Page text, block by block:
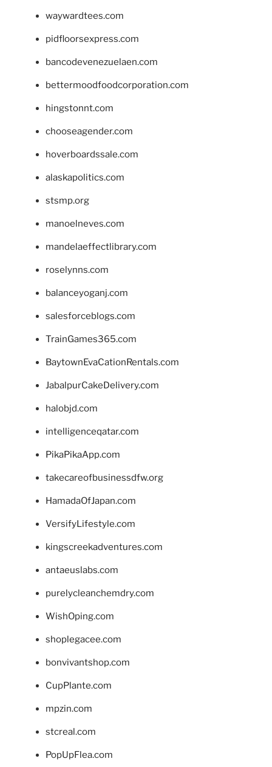
waywardtees.com
pidfloorsexpress.com
bancodevenezuelaen.com
bettermoodfoodcorporation.com
hingstonnt.com
chooseagender.com
hoverboardssale.com
alaskapolitics.com
stsmp.org
manoelneves.com
mandelaeffectlibrary.com
roselynns.com
balanceyoganj.com
salesforceblogs.com
TrainGames365.com
BaytownEvaCationRentals.com
JabalpurCakeDelivery.com
halobjd.com
intelligenceqatar.com
PikaPikaApp.com
takecareofbusinessdfw.org
HamadaOfJapan.com
VersifyLifestyle.com
kingscreekadventures.com
antaeuslabs.com
purelycleanchemdry.com
WishOping.com
shoplegacee.com
bonvivantshop.com
CupPlante.com
mpzin.com
stcreal.com
PopUpFlea.com